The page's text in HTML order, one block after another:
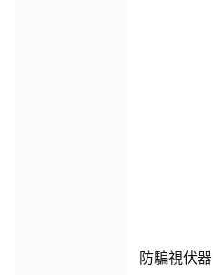
防騙視伏器